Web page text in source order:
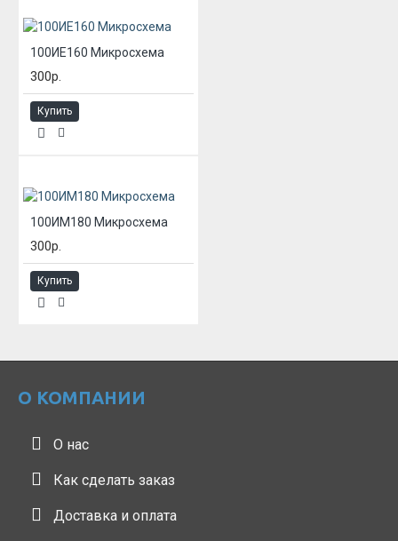
100ИЕ160 Микросхема
300р.
Купить
100ИМ180 Микросхема
300р.
Купить
О КОМПАНИИ
О нас
Как сделать заказ
Доставка и оплата